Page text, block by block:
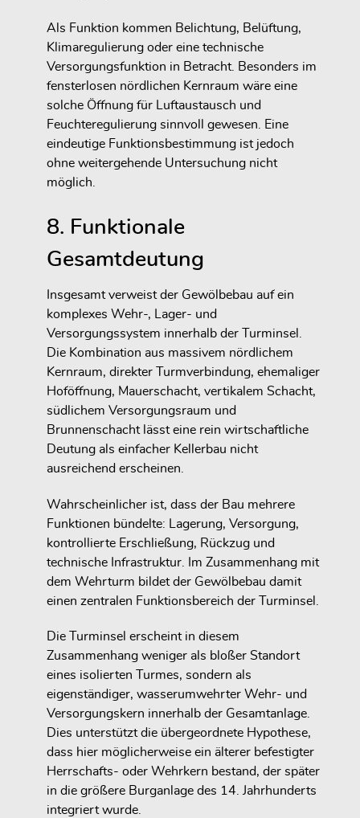
Als Funktion kommen Belichtung, Belüftung,
Klimaregulierung oder eine technische
Versorgungsfunktion in Betracht. Besonders im
fensterlosen nördlichen Kernraum wäre eine
solche Öffnung für Luftaustausch und
Feuchteregulierung sinnvoll gewesen. Eine
eindeutige Funktionsbestimmung ist jedoch
ohne weitergehende Untersuchung nicht
möglich.
8. Funktionale
Gesamtdeutung
Insgesamt verweist der Gewölbebau auf ein
komplexes Wehr-, Lager- und
Versorgungssystem innerhalb der Turminsel.
Die Kombination aus massivem nördlichem
Kernraum, direkter Turmverbindung, ehemaliger
Hoföffnung, Mauerschacht, vertikalem Schacht,
südlichem Versorgungsraum und
Brunnenschacht lässt eine rein wirtschaftliche
Deutung als einfacher Kellerbau nicht
ausreichend erscheinen.
Wahrscheinlicher ist, dass der Bau mehrere
Funktionen bündelte: Lagerung, Versorgung,
kontrollierte Erschließung, Rückzug und
technische Infrastruktur. Im Zusammenhang mit
dem Wehrturm bildet der Gewölbebau damit
einen zentralen Funktionsbereich der Turminsel.
Die Turminsel erscheint in diesem
Zusammenhang weniger als bloßer Standort
eines isolierten Turmes, sondern als
eigenständiger, wasserumwehrter Wehr- und
Versorgungskern innerhalb der Gesamtanlage.
Dies unterstützt die übergeordnete Hypothese,
dass hier möglicherweise ein älterer befestigter
Herrschafts- oder Wehrkern bestand, der später
in die größere Burganlage des 14. Jahrhunderts
integriert wurde.